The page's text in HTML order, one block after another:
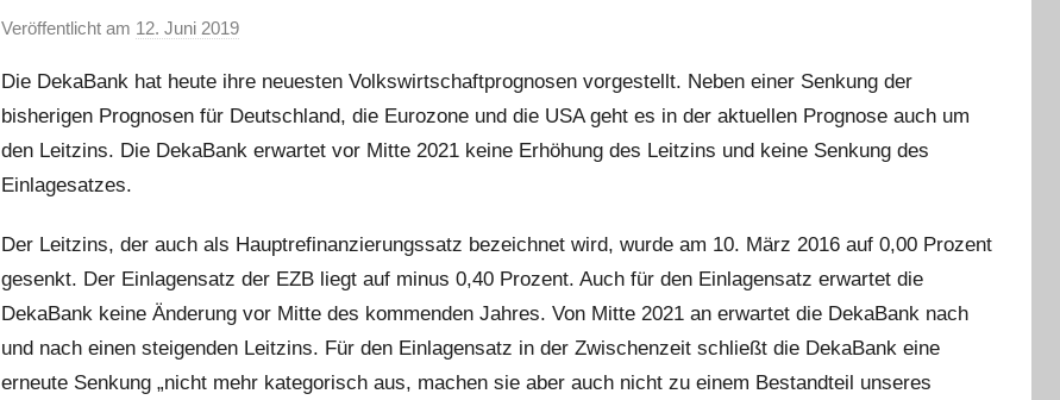
Veröffentlicht am 12. Juni 2019v
n
a
d
n
Die DekaBank hat heute ihre neuesten Volkswirtschaftprognosen vorgestellt. Neben einer Senkung der
bisherigen Prognosen für Deutschland, die Eurozone und die USA geht es in der aktuellen Prognose auch um
den Leitzins. Die DekaBank erwartet vor Mitte 2021 keine Erhöhung des Leitzins und keine Senkung des
Einlagesatzes.
Der Leitzins, der auch als Hauptrefinanzierungssatz bezeichnet wird, wurde am 10. März 2016 auf 0,00 Prozent
gesenkt. Der Einlagensatz der EZB liegt auf minus 0,40 Prozent. Auch für den Einlagensatz erwartet die
DekaBank keine Änderung vor Mitte des kommenden Jahres. Von Mitte 2021 an erwartet die DekaBank nach
und nach einen steigenden Leitzins. Für den Einlagensatz in der Zwischenzeit schließt die DekaBank eine
erneute Senkung „nicht mehr kategorisch aus, machen sie aber auch nicht zu einem Bestandteil unseres